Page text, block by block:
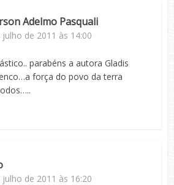
Adelmo Pasquali
julho de 2011 às 14:00
parabéns a autora Gladis
força do povo da terra
julho de 2011 às 16:20